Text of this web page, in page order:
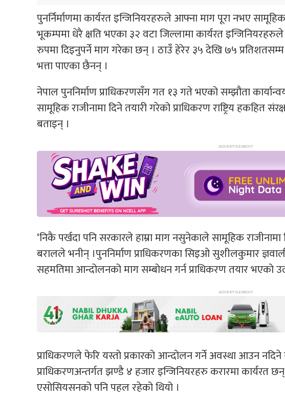
पुनर्निर्माणमा कार्यरत इन्जिनियरहरुले आफ्ना माग पूरा नभए
भूकम्पमा धेरै क्षति भएका ३२ वटा जिल्लामा कार्यरत
रुपमा दिइनुपर्ने माग गरेका छन् । ठाउँ हेरेर ३५ देखि ७५
भत्ता पाएका छैनन् ।
नेपाल पुननिर्माण प्राधिकरणसँग गत १३ गते भएको सम्झौता
सामूहिक राजीनामा दिने तयारी गरेको प्राधिकरण राष्ट्रिय हकहित
बताइन् ।
‘निकै पर्खदा पनि सरकारले हाम्रा माग नसुनेकाले सामूहिक
बरालले भनीन् ।पुननिर्माण प्राधिकरणका सिइओ सुशीलकुमार
सहमतिमा आन्दोलनको माग सम्बोधन गर्न प्राधिकरण तयार भएको
प्राधिकरणले फेरि यस्तो प्रकारको आन्दोलन गर्ने अवस्था आउन
प्राधिकरणअन्तर्गत झण्डै ४ हजार इन्जिनियरहरु करारमा कार्यरत
एसोसियसनको पनि पहल रहेको थियो ।